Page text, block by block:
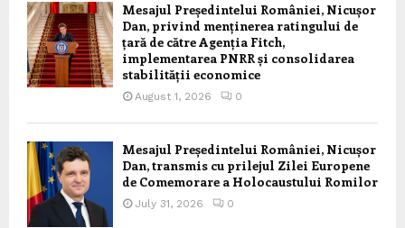
Mesajul Președintelui României, Nicușor
Dan, privind menținerea ratingului de
țară de către Agenția Fitch,
implementarea PNRR și consolidarea
stabilității economice
August 1, 2026 0
Mesajul Președintelui României, Nicușor
Dan, transmis cu prilejul Zilei Europene
de Comemorare a Holocaustului Romilor
July 31, 2026 0